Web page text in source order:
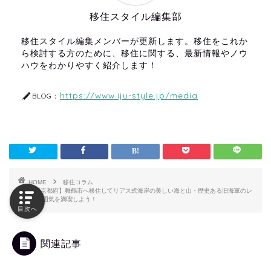
移住スタイル編集部
移住スタイル編集メンバーが更新します。移住をこれか
ら検討する方のために、移住に関する、最新情報やノウ
ハウをわかりやすく紹介します！
BLOG： https://www.iju-style.jp/media
HOME
移住コラム
【京都府】舞鶴市へ移住してリアス式海岸の美しい海と山・歴史ある旧海軍のレ
トロな雰囲気を満喫しよう！
関連記事
目次へ